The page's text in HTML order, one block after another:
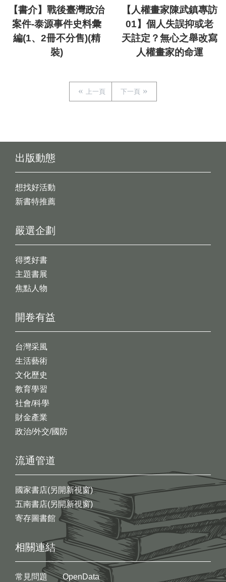
【書介】戰後臺灣政治
案件-泰源事件史料彙
編(1、2冊不分售)(精
裝)
【人權畫家陳武鎮專訪
01】個人失誤抑或老
天註定？無心之舉改寫
人權畫家的命運
上一頁 下一頁
出版動態
想找好活動
新書特推薦
開卷有益
台灣采風
生活藝術
文化歷史
教育學習
社會/科學
財金產業
政治/外交/國防
嚴選企劃
得獎好書
主題書展
焦點人物
流通管道
國家書店(另開新視窗)
五南書店(另開新視窗)
寄存圖書館
相關連結
常見問題
OpenData